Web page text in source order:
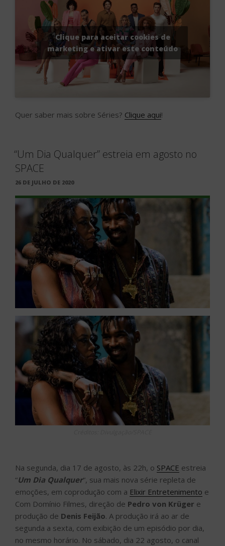
Clique para aceitar cookies de
marketing e ativar este conteúdo
Quer saber mais sobre Séries? Clique aqui!
“Um Dia Qualquer” estreia em agosto no
SPACE
PUBLICADO
26 DE JULHO DE 2020
Na segunda, dia 17 de agosto, às 22h, o SPACE estreia
“Um Dia Qualquer“, sua mais nova série repleta de
emoções, em coprodução com a Elixir Entretenimento e
Com Domínio Filmes, direção de Pedro von Krüger e
produção de Denis Feijão. A produção irá ao ar de
segunda a sexta, com exibição de um episódio por dia,
no mesmo horário. No sábado, dia 22 agosto, o canal